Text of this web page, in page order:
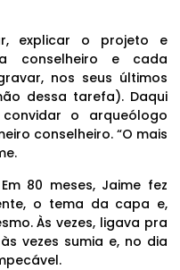
explicar o projeto e
conselheiro e cada
nos seus últimos
dessa tarefa). Daqui
o arqueólogo
conselheiro. “O mais
80 meses, Jaime fez
o tema da capa e,
Às vezes, ligava pra
vezes sumia e, no dia